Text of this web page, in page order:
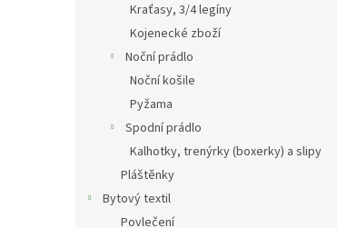
Kraťasy, 3/4 legíny
Kojenecké zboží
Noční prádlo
Noční košile
Pyžama
Spodní prádlo
Kalhotky, trenýrky (boxerky) a slipy
Pláštěnky
Bytový textil
Povlečení